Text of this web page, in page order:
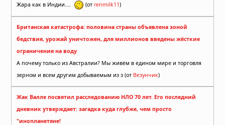
Жара как в Индии....
(от renmilk11)
Британская катастрофа: половина страны объявлена зоной
бедствия, урожай уничтожен, для миллионов введены жёсткие
ограничения на воду
А почему только из Австралии? Мы живём в едином мире и торговля
зерном и всем другим добываемым из з (от Везунчик)
Жак Валле посвятил расследованию НЛО 70 лет. Его последний
дневник утверждает: загадка куда глубже, чем просто
"инопланетяне!